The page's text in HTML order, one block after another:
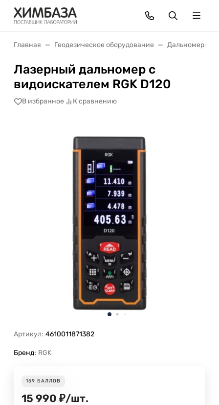
Главная Геодезическое оборудование Дальномеры
Лазерный дальномер с
видоискателем RGK D120
В избранное К сравнению
Артикул: 4610011871382
Бренд: RGK
159 БАЛЛОВ
15 990 ₽/шт.